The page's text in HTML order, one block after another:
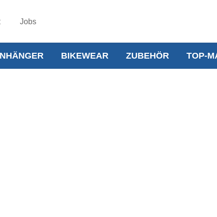
Jobs
BIKEWEAR ZUBEHÖR TOP-